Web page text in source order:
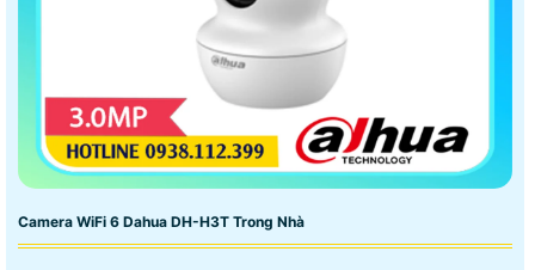
Camera WiFi 6 Dahua DH-H3T Trong Nhà